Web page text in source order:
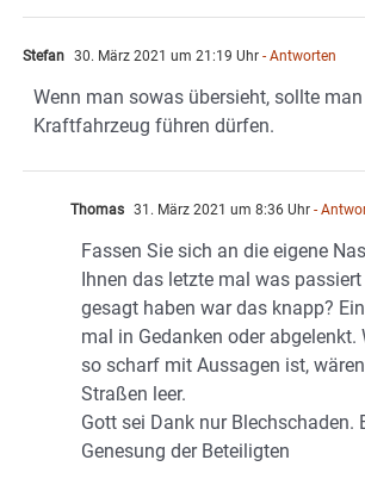
Stefan 30. März 2021 um 21:19 Uhr - Antworten
Wenn man sowas übersieht, sollte
Kraftfahrzeug führen dürfen.
Thomas 31. März 2021 um 8:36 Uhr -
Fassen Sie sich an die eigene
Ihnen das letzte mal was
gesagt haben war das knapp?
mal in Gedanken oder abgelenkt.
so scharf mit Aussagen ist,
Straßen leer.
Gott sei Dank nur Blechschaden.
Genesung der Beteiligten